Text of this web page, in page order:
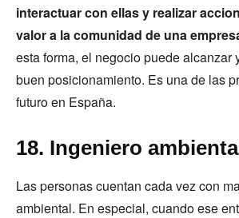
interactuar con ellas y realizar
valor a la comunidad de una
esta forma, el negocio puede alcanzar
buen posicionamiento. Es una de las
futuro en España.
18. Ingeniero
Las personas cuentan cada vez con
ambiental. En especial, cuando ese